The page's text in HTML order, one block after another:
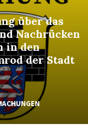
über das
Nachrücken
in den
der Stadt